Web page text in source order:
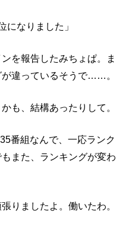
になりました」
を報告したみちょぱ。ま
違っているそうで……。
も、結構あったりして。
番組なんで、一応ランク
また、ランキングが変わ
りましたよ。働いたわ。